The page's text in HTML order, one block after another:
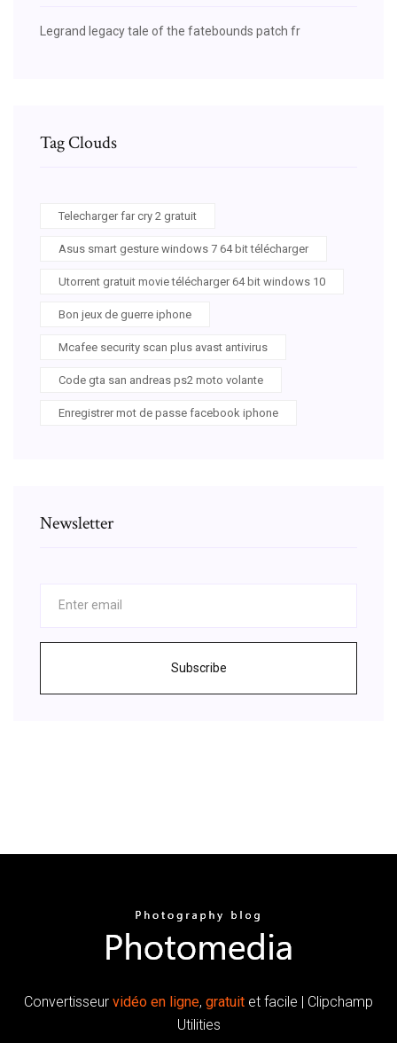
Legrand legacy tale of the fatebounds patch fr
Tag Clouds
Telecharger far cry 2 gratuit
Asus smart gesture windows 7 64 bit télécharger
Utorrent gratuit movie télécharger 64 bit windows 10
Bon jeux de guerre iphone
Mcafee security scan plus avast antivirus
Code gta san andreas ps2 moto volante
Enregistrer mot de passe facebook iphone
Newsletter
Subscribe
Convertisseur vidéo en ligne, gratuit et facile | Clipchamp
Utilities